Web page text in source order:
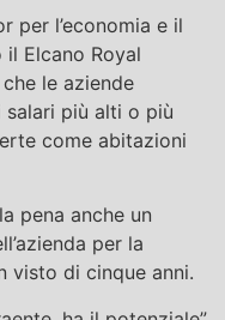
per l’economia e il
Elcano Royal
le aziende
più alti o più
come abitazioni
pena anche un
per la
visto di cinque anni.